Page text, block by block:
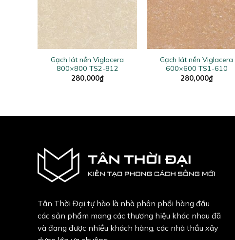
Gạch lát nền Viglacera
800×800 TS2-812
280,000₫
+
Gạch lát nền Viglacera
600×600 TS1-610
280,000₫
Tân Thời Đại tự hào là nhà phân phối hàng đầu
các sản phẩm mang các thương hiệu khác nhau đã
và đang được nhiều khách hàng, các nhà thầu xây